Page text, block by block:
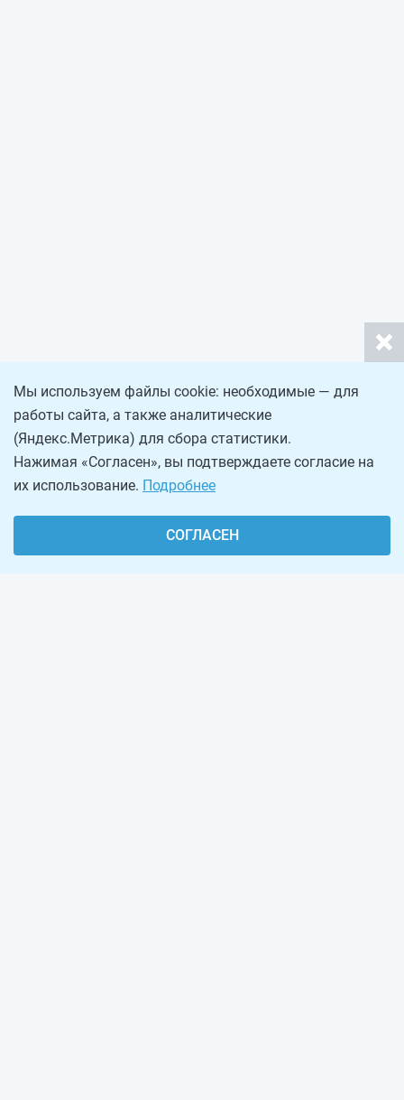
Мы используем файлы cookie: необходимые — для
работы сайта, а также аналитические
(Яндекс.Метрика) для сбора статистики.
Нажимая «Согласен», вы подтверждаете согласие на
их использование. Подробнее
СОГЛАСЕН